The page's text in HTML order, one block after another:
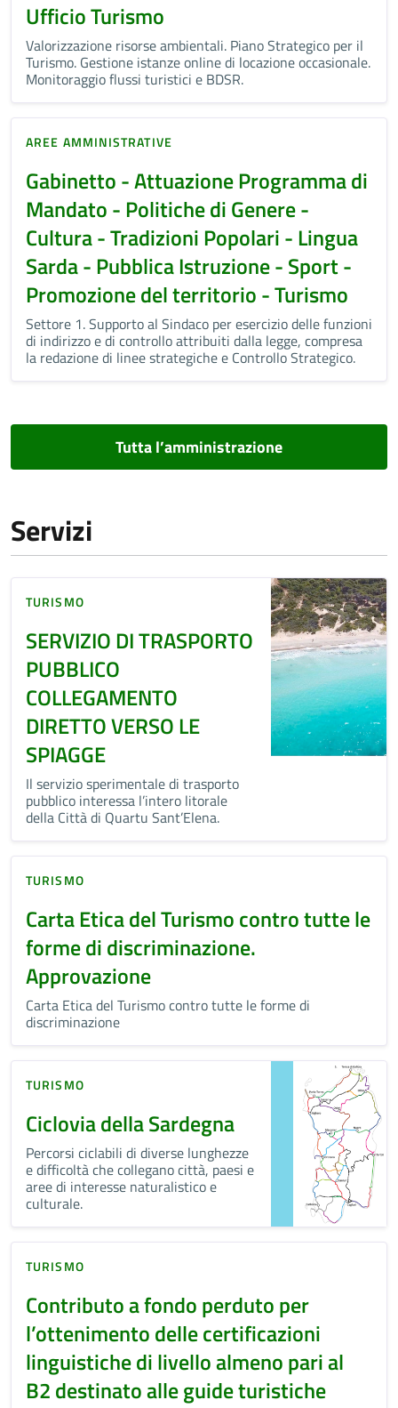
Ufficio Turismo
Valorizzazione risorse ambientali. Piano Strategico per il
Turismo. Gestione istanze online di locazione occasionale.
Monitoraggio flussi turistici e BDSR.
AREE AMMINISTRATIVE
Gabinetto - Attuazione Programma di
Mandato - Politiche di Genere -
Cultura - Tradizioni Popolari - Lingua
Sarda - Pubblica Istruzione - Sport -
Promozione del territorio - Turismo
Settore 1. Supporto al Sindaco per esercizio delle funzioni
di indirizzo e di controllo attribuiti dalla legge, compresa
la redazione di linee strategiche e Controllo Strategico.
Tutta l’amministrazione
Servizi
TURISMO
SERVIZIO DI TRASPORTO
PUBBLICO
COLLEGAMENTO
DIRETTO VERSO LE
SPIAGGE
Il servizio sperimentale di trasporto
pubblico interessa l’intero litorale
della Città di Quartu Sant’Elena.
TURISMO
Carta Etica del Turismo contro tutte le
forme di discriminazione.
Approvazione
Carta Etica del Turismo contro tutte le forme di
discriminazione
TURISMO
Ciclovia della Sardegna
Percorsi ciclabili di diverse lunghezze
e difficoltà che collegano città, paesi e
aree di interesse naturalistico e
culturale.
TURISMO
Contributo a fondo perduto per
l’ottenimento delle certificazioni
linguistiche di livello almeno pari al
B2 destinato alle guide turistiche